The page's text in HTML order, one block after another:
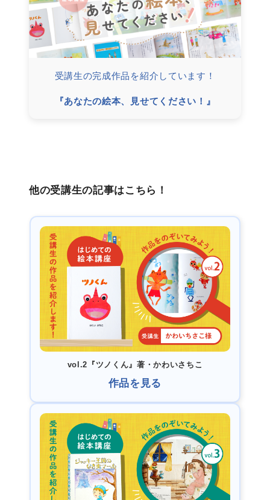
受講生の完成作品を紹介しています！
『あなたの絵本、見せてください！』
他の受講生の記事はこちら！
vol.2『ツノくん』著・かわいさちこ
作品を見る